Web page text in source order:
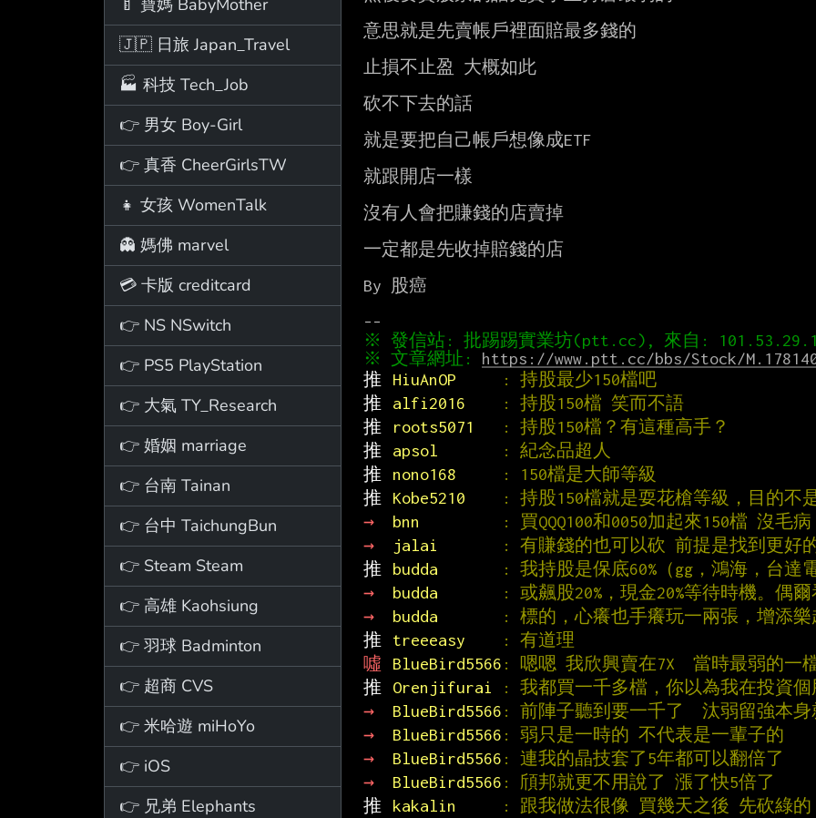
🇯🇵 日旅 Japan_Travel
🏭 科技 Tech_Job
👉 男女 Boy-Girl
👉 真香 CheerGirlsTW
👧 女孩 WomenTalk
👻 媽佛 marvel
💳 卡版 creditcard
👉 NS NSwitch
👉 PS5 PlayStation
👉 大氣 TY_Research
👉 婚姻 marriage
👉 台南 Tainan
👉 台中 TaichungBun
👉 Steam Steam
👉 高雄 Kaohsiung
👉 羽球 Badminton
👉 超商 CVS
👉 米哈遊 miHoYo
👉 iOS
👉 兄弟 Elephants
意思就是先賣帳戶裡面賠最多錢的
止損不止盈 大概如此
砍不下去的話
就是要把自己帳戶想像成ETF
就跟開店一樣
沒有人會把賺錢的店賣掉
一定都是先收掉賠錢的店
By 股癌
※ 文章網址: https://www.ptt.cc/bbs/Stock/
推
HiuAnOP : 持股最少150檔吧
推
alfi2016 : 持股150檔 笑而不語
推
roots5071 : 持股150檔？有這種高手？
推
apsol : 紀念品超人
推
nono168 : 150檔是大師等級
推
Kobe5210 : 持股150檔就是耍花槍等級，目的不
→
bnn : 買QQQ100和0050加起來150檔 沒毛病
→
jalai : 有賺錢的也可以砍 前提是找到更好
推
budda : 我持股是保底60%（gg，鴻海，台達
→
budda : 或飆股20%，現金20%等待時機。偶
→
budda : 標的，心癢也手癢玩一兩張，增添樂
推
treeeasy : 有道理
噓
BlueBird5566 : 嗯嗯 我欣興賣在7X  當時最弱的一
推
Orenjifurai : 我都買一千多檔，你以為我在投資個
→
BlueBird5566 : 前陣子聽到要一千了  汰弱留強本身
→
BlueBird5566 : 弱只是一時的 不代表是一輩子的
→
BlueBird5566 : 連我的晶技套了5年都可以翻倍了
→
BlueBird5566 : 頎邦就更不用說了 漲了快5倍了
推
kakalin : 跟我做法很像 買幾天之後 先砍綠的